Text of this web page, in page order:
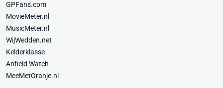
GPFans.com
MovieMeter.nl
MusicMeter.nl
WijWedden.net
Kelderklasse
Anfield Watch
MeeMetOranje.nl